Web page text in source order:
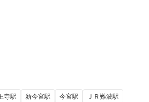
寺駅 新今宮駅 今宮駅 ＪＲ難波駅